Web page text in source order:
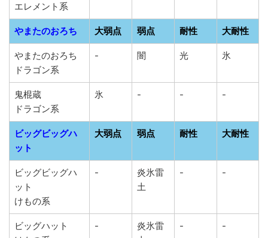
エレメント系
やまたのおろち 大弱点 弱点 耐性 大耐性
やまたのおろち
ドラゴン系
- 闇 光 氷
鬼棍蔵
ドラゴン系
氷 - - -
ビッグビッグハ
ット
大弱点 弱点 耐性 大耐性
ビッグビッグハ
ット
けもの系
-
炎氷雷
土
- -
ビッグハット
-
炎氷雷
- -